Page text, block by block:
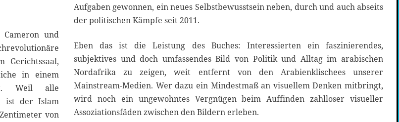
und
Gerichtssaal,
in einem
Weil alle
ist der Islam
von
Aufgaben gewonnen, ein neues Selbstbewusstsein neben, durch und auch abseits
der politischen Kämpfe seit 2011.
Eben das ist die Leistung des Buches: Interessierten ein faszinierendes,
subjektives und doch umfassendes Bild von Politik und Alltag im arabischen
Nordafrika zu zeigen, weit entfernt von den Arabienklischees unserer
Mainstream-Medien. Wer dazu ein Mindestmaß an visuellem Denken mitbringt,
wird noch ein ungewohntes Vergnügen beim Auffinden zahlloser visueller
Assoziationsfäden zwischen den Bildern erleben.